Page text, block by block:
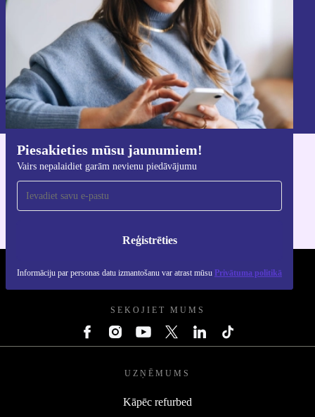
Piesakieties mūsu jaunumiem!
Vairs nepalaidiet garām nevienu piedāvājumu
Reģistrēties
Informāciju par personas datu izmantošanu var atrast mūsu Privātuma politikā
Reģistrēties
Informāciju par personas datu izmantošanu varat atrast mūsu
Privātuma politikā.
Lejupielādējiet refurbed lietotni
iOS un Android ierīcēm
REFURBED LATVIJA - RETHINK NEW.
SEKOJIET MUMS
UZŅĒMUMS
Kāpēc refurbed